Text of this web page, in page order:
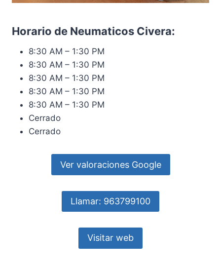
Horario de Neumaticos Civera:
8:30 AM – 1:30 PM
8:30 AM – 1:30 PM
8:30 AM – 1:30 PM
8:30 AM – 1:30 PM
8:30 AM – 1:30 PM
Cerrado
Cerrado
Ver valoraciones Google
Llamar: 963799100
Visitar web